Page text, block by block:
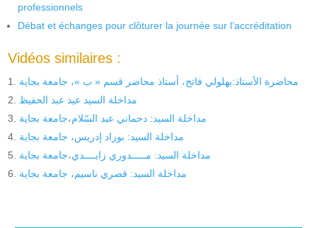
professionnels
Débat et échanges pour clôturer la journée sur l’accréditation
Vidéos similaires :
محاضرة الأستاذ:بهلولي فاتح، أستاذ محاضر قسم « ب »، جامعة بجاية
مداخلة السيد عيد عبد الحفيظ
مداخلة السيد: دحماني عبد السّلام،جامعة بجاية
مداخلة السيد: بوزاد إدريس، جامعة بجاية
مداخلة السيد: مـــــدوري زايــــدي،جامعة بجاية
مداخلة السيد: قصري ناسيم، جامعة بجاية